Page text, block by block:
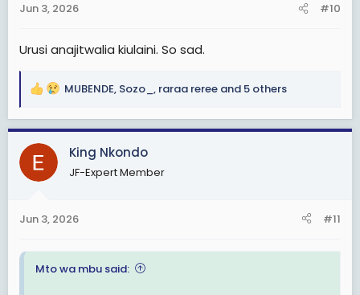
s
Jun 3, 2026 #10
Urusi anajitwalia kiulaini. So sad.
R
a
c
i
s
MUBENDE, Sozo_ , raraa reree and 5 others
King Nkondo
JF-Expert Member
Jun 3, 2026 #11
Mto wa mbu said: